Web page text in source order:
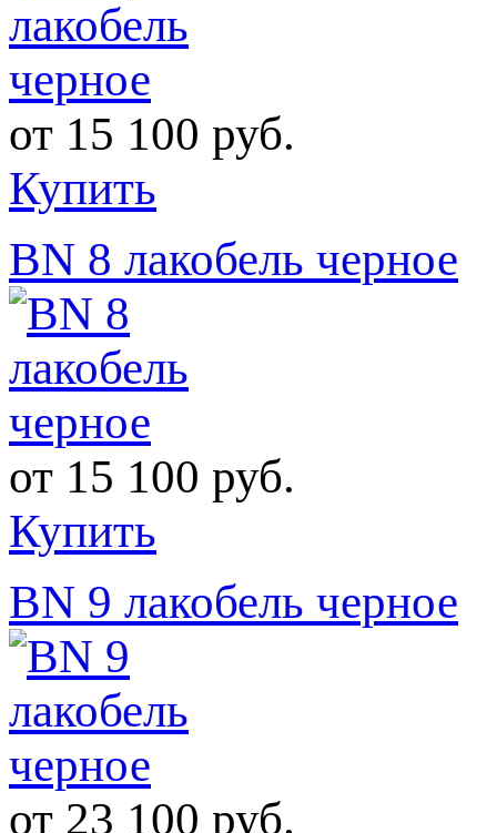
от 15 100 руб.
Купить
BN 8 лакобель черное
от 15 100 руб.
Купить
BN 9 лакобель черное
от 23 100 руб.